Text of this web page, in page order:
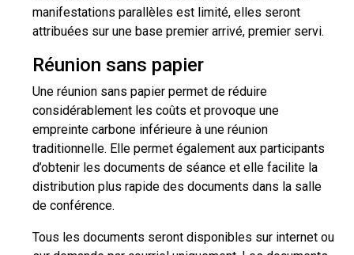
manifestations parallèles est limité, elles seront
attribuées sur une base premier arrivé, premier servi.
Réunion sans papier
Une réunion sans papier permet de réduire
considérablement les coûts et provoque une
empreinte carbone inférieure à une réunion
traditionnelle. Elle permet également aux participants
d’obtenir les documents de séance et elle facilite la
distribution plus rapide des documents dans la salle
de conférence.
Tous les documents seront disponibles sur internet ou